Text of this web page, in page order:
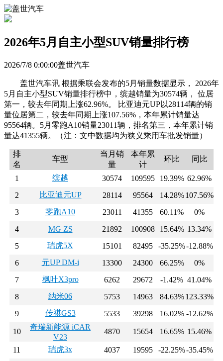
2026年5月自主小型SUV销量排行榜
2026/7/8 0:00:00盖世汽车
盖世汽车讯 根据乘联会发布的5月销量数据显示， 2026年
5月自主小型SUV销量排行榜中，缤越销量为30574辆， 位居
第一，较去年同期上涨62.96%。 比亚迪元UP以28114辆的销
量位居第二，较去年同期上涨107.56%，本年累计销量达
95564辆。5月零跑A10销量23011辆，排名第三，本年累计销
量达41355辆。（注：文中数据均为狭义乘用车批发销量）
排
名
车型
当月销
量
本年累
计
环比 同比
1 缤越 30574 109595 19.39% 62.96%
2
比亚迪元UP 28114 95564 14.28% 107.56%
3
零跑A10 23011 41355 60.11%
0%
4
MG ZS 21892 100908 15.64% 13.34%
5
瑞虎5X 15101 82495 -35.25%-12.88%
6
元UP DM-i 13300 24300 66.25%
0%
7
枫叶X3pro 6262 29672 -1.42% 41.04%
8
纳米06 5753 14963 84.63% 123.33%
9
传祺GS3 5533 39298 16.02% -12.62%
10
奇瑞新能源 iCAR
V23
4870 15654 16.65% 15.46%
11 瑞虎3x 4037 19595 -22.25%-35.45%